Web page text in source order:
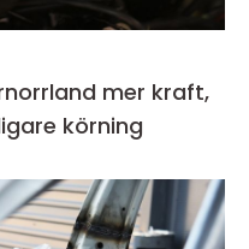
mer kraft,
körning